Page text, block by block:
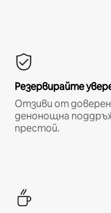
Резервирайте
Отзиви от
денонощна
престой.